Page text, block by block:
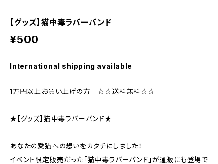
【グッズ】猫中毒ラバーバンド
¥500
International shipping available
1万円以上お買い上げの方 ☆☆送料無料☆☆
★【グッズ】猫中毒ラバーバンド★
あなたの愛猫への想いをカタチにしました！
イベント限定販売だった「猫中毒ラバーバンド」が通販にも登場で